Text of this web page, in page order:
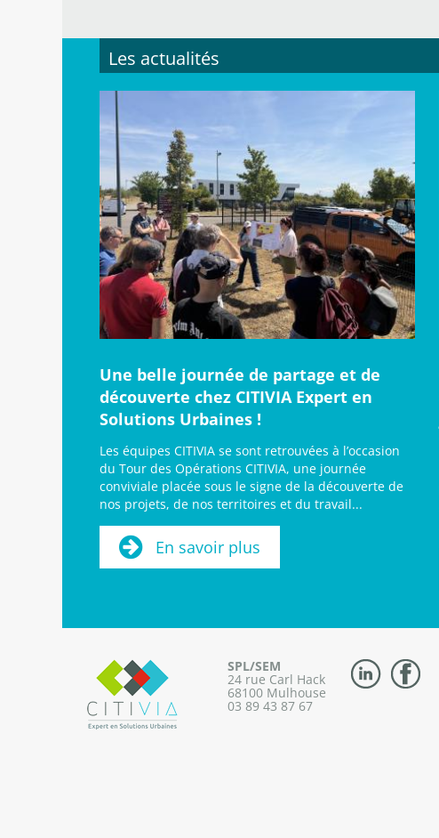
Les actualités
Une belle journée de partage et de
découverte chez CITIVIA Expert en
Solutions Urbaines !
Les équipes CITIVIA se sont retrouvées à l’occasion
du Tour des Opérations CITIVIA, une journée
conviviale placée sous le signe de la découverte de
nos projets, de nos territoires et du travail...
En savoir plus
SPL/SEM
24 rue Carl Hack
68100 Mulhouse
03 89 43 87 67